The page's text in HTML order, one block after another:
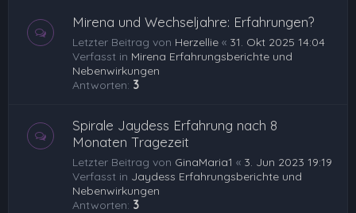
Mirena und Wechseljahre: Erfahrungen?
Letzter Beitrag von Herzellie « 31. Okt 2025 14:04
Verfasst in Mirena Erfahrungsberichte und
Nebenwirkungen
Antworten: 3
Spirale Jaydess Erfahrung nach 8
Monaten Tragezeit
Letzter Beitrag von GinaMaria1 « 3. Jun 2023 19:19
Verfasst in Jaydess Erfahrungsberichte und
Nebenwirkungen
Antworten: 3